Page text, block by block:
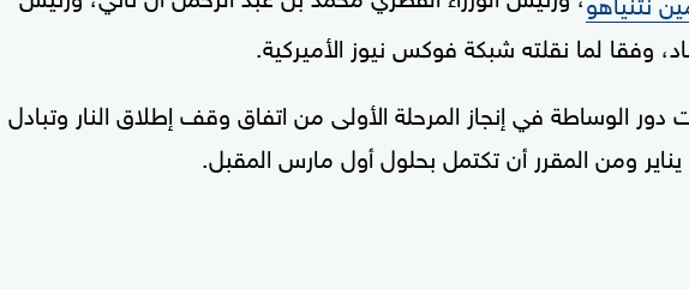
وفقا لما نقلته شبكة فوكس نيوز الأميركية.
الوساطة في إنجاز المرحلة الأولى من اتفاق وقف إطلاق النار وتبادل